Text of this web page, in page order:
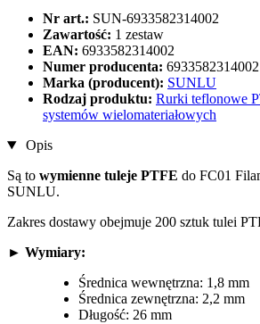
Nr art.: SUN-6933582314002
Zawartość: 1 zestaw
EAN: 6933582314002
Numer producenta: 6933582314002
Marka (producent): SUNLU
Rodzaj produktu: Rurki teflonowe
systemów wielomateriałowych
Opis
Są to wymienne tuleje PTFE do FC01
SUNLU.
Zakres dostawy obejmuje 200 sztuk tulei
► Wymiary:
Średnica wewnętrzna: 1,8 mm
Średnica zewnętrzna: 2,2 mm
Długość: 26 mm